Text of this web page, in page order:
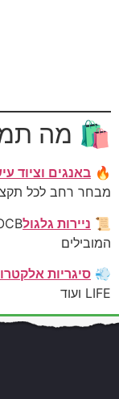
🛍️ מה
🔥 באנגים וציוד
מבחר רחב לכל
📜 ניירות גלגול
המובילים
💨 סיגריות
LIFE ועוד